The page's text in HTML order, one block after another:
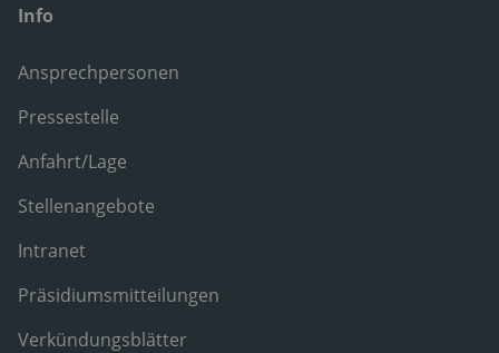
Info
Ansprechpersonen
Pressestelle
Anfahrt/Lage
Stellenangebote
Intranet
Präsidiumsmitteilungen
Verkündungsblätter